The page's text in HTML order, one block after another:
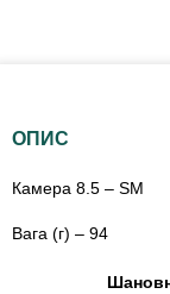
ОПИС
Камера 8.5 – SM
Вага (г) – 94